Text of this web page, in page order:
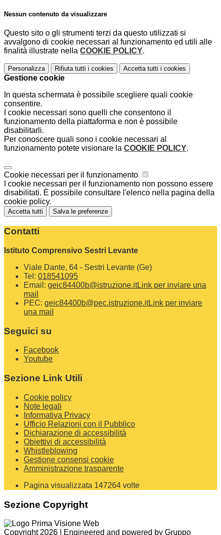
Nessun contenuto da visualizzare
Questo sito o gli strumenti terzi da questo utilizzati si
avvalgono di cookie necessari al funzionamento ed utili alle
finalità illustrate nella COOKIE POLICY.
Personalizza Rifiuta tutti i cookies Accetta tutti i cookies
Gestione cookie
In questa schermata è possibile scegliere quali cookie
consentire.
I cookie necessari sono quelli che consentono il
funzionamento della piattaforma e non è possibile
disabilitarli.
Per conoscere quali sono i cookie necessari al
funzionamento potete visionare la COOKIE POLICY.
Cookie necessari per il funzionamento
I cookie necessari per il funzionamento non possono essere
disabilitati. È possibile consultare l'elenco nella pagina della
cookie policy.
Accetta tutti Salva le preferenze
Contatti
Istituto Comprensivo Sestri Levante
Viale Dante, 64 - Sestri Levante (Ge)
Tel: 018541095
Email: geic84400b@istruzione.itLink per inviare una
mail
PEC: geic84400b@pec.istruzione.itLink per inviare
una mail
Seguici su
Facebook
Youtube
Sezione Link Utili
Cookie policy
Note legali
Informativa Privacy
Ufficio Relazioni con il Pubblico
Dichiarazione di accessibilità
Obiettivi di accessibilità
Whistleblowing
Gestione consensi cookie
Amministrazione trasparente
Pagina visualizzata 147264 volte
Sezione Copyright
Copyright 2026 | Engineered and powered by Gruppo